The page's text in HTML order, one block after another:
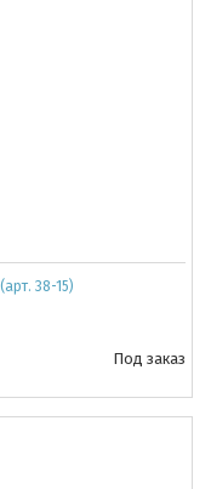
38-15)
Под заказ